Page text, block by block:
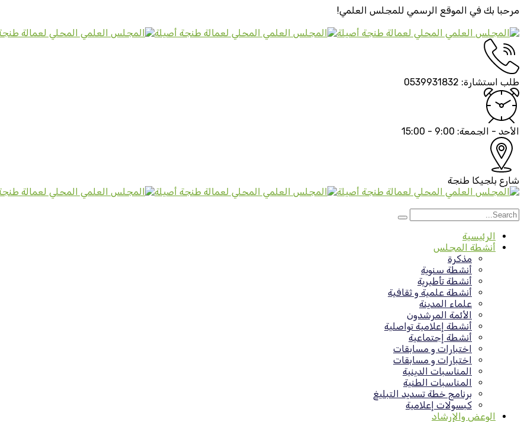
مرحبا بك في الموقع الرسمي للمجلس العلمي!
طلب استشارة: 0539931832
الأحد - الجمعة: 9:00 - 15:00
شارع بلجيكا طنجة
الرئيسية
أنشطة المجلس
مذكرة
أنشطة سنوية
أنشطة تأطيرية
أنشطة علمية و ثقافية
علماء المدينة
الأئمة المرشدون
أنشطة إعلامية تواصلية
أنشطة إجتماعية
اختبارات و مسابقات
اختبارات و مسابقات
المناسبات الدينية
المناسبات الطنية
برنامج خطة تسديد التبليغ
كبسولات إعلامية
الوعض والإرشاد